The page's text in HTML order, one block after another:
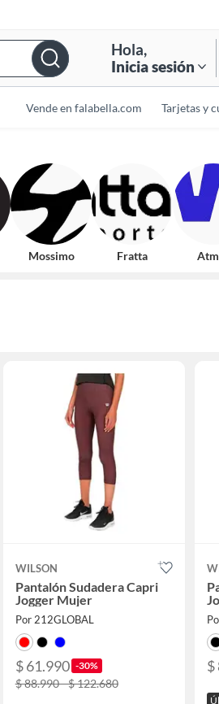
Hola,
Inicia sesión
Vende en falabella.com Tarjetas y
Mossimo Fratta
WILSON
Pantalón Sudadera Capri
Jogger Mujer
Por 212GLOBAL
$ 61.990 -30%
$ 88.990 - $ 122.680
$